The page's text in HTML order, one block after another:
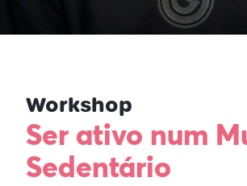
Workshop
Ser ativo num
Sedentário